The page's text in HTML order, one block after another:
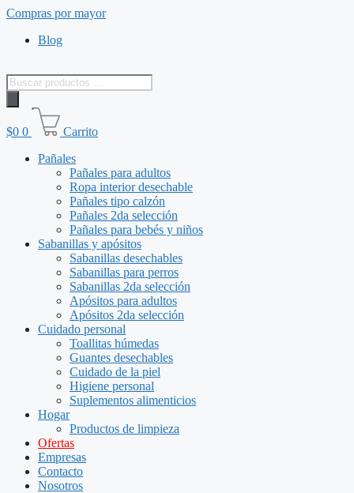
Saltar
contenido
Compras por mayor
Blog
Búsqueda
de
productos
$0 0
Carrito
Pañales
Pañales para adultos
Ropa interior desechable
Pañales tipo calzón
Pañales 2da selección
Pañales para bebés y niños
Sabanillas y apósitos
Sabanillas desechables
Sabanillas para perros
Sabanillas 2da selección
Apósitos para adultos
Apósitos 2da selección
Cuidado personal
Toallitas húmedas
Guantes desechables
Cuidado de la piel
Higiene personal
Suplementos alimenticios
Hogar
Productos de limpieza
Ofertas
Empresas
Contacto
Nosotros